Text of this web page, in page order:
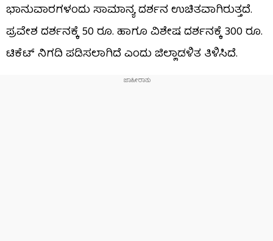
ಭಾನುವಾರಗಳಂದು ಸಾಮಾನ್ಯ ದರ್ಶನ ಉಚಿತವಾಗಿರುತ್ತದೆ.
ಪ್ರವೇಶ ದರ್ಶನಕ್ಕೆ 50 ರೂ. ಹಾಗೂ ವಿಶೇಷ ದರ್ಶನಕ್ಕೆ 300 ರೂ.
ಟಿಕೆಟ್​ ನಿಗದಿ ಪಡಿಸಲಾಗಿದೆ ಎಂದು ಜಿಲ್ಲಾಡಳಿತ ತಿಳಿಸಿದೆ.